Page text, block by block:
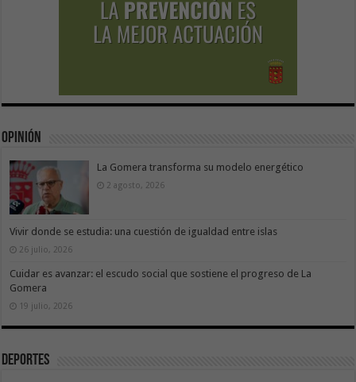
Opinión
La Gomera transforma su modelo energético
2 agosto, 2026
Vivir donde se estudia: una cuestión de igualdad entre islas
26 julio, 2026
Cuidar es avanzar: el escudo social que sostiene el progreso de La
Gomera
19 julio, 2026
Deportes